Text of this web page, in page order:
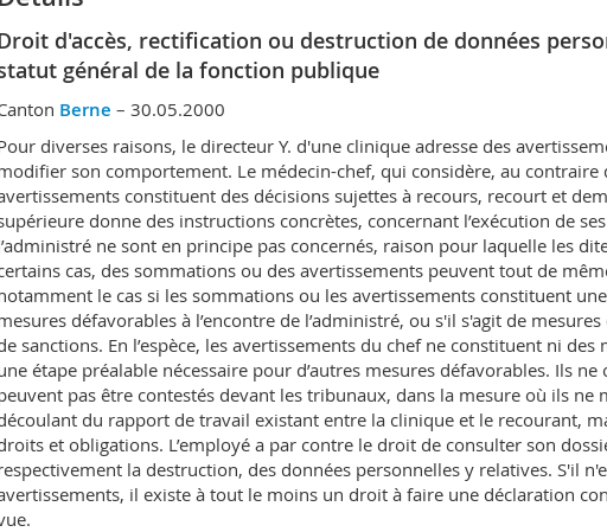
d'accès, rectification ou destruction de données
général de la fonction publique
Berne – 30.05.2000
diverses raisons, le directeur Y. d'une clinique adresse des
son comportement. Le médecin-chef, qui considère, au contraire
constituent des décisions sujettes à recours, recourt et
donne des instructions concrètes, concernant l’exécution de
ne sont en principe pas concernés, raison pour laquelle les
cas, des sommations ou des avertissements peuvent tout de
le cas si les sommations ou les avertissements constituent
défavorables à l’encontre de l’administré, ou s'il s'agit de
sanctions. En l’espèce, les avertissements du chef ne constituent ni
étape préalable nécessaire pour d’autres mesures défavorables. Ils
pas être contestés devant les tribunaux, dans la mesure où ils
du rapport de travail existant entre la clinique et le recourant,
et obligations. L’employé a par contre le droit de consulter son
la destruction, des données personnelles y relatives. S'il
il existe à tout le moins un droit à faire une déclaration